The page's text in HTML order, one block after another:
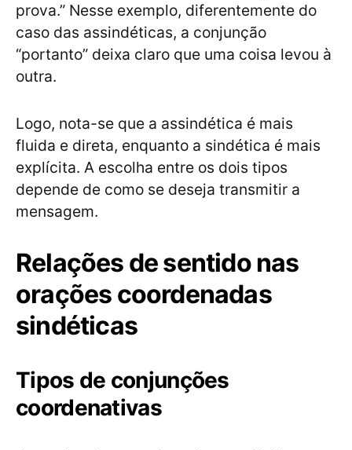
prova.” Nesse exemplo, diferentemente do
caso das assindéticas, a conjunção
“portanto” deixa claro que uma coisa levou à
outra.
Logo, nota-se que a assindética é mais
fluida e direta, enquanto a sindética é mais
explícita. A escolha entre os dois tipos
depende de como se deseja transmitir a
mensagem.
Relações de sentido nas
orações coordenadas
sindéticas
Tipos de conjunções
coordenativas